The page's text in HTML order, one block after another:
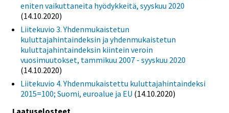
eniten vaikuttaneita hyödykkeitä, syyskuu 2020
(14.10.2020)
Liitekuvio 3. Yhdenmukaistetun
kuluttajahintaindeksin ja yhdenmukaistetun
kuluttajahintaindeksin kiintein veroin
vuosimuutokset, tammikuu 2007 - syyskuu 2020
(14.10.2020)
Liitekuvio 4. Yhdenmukaistettu kuluttajahintaindeksi
2015=100; Suomi, euroalue ja EU (14.10.2020)